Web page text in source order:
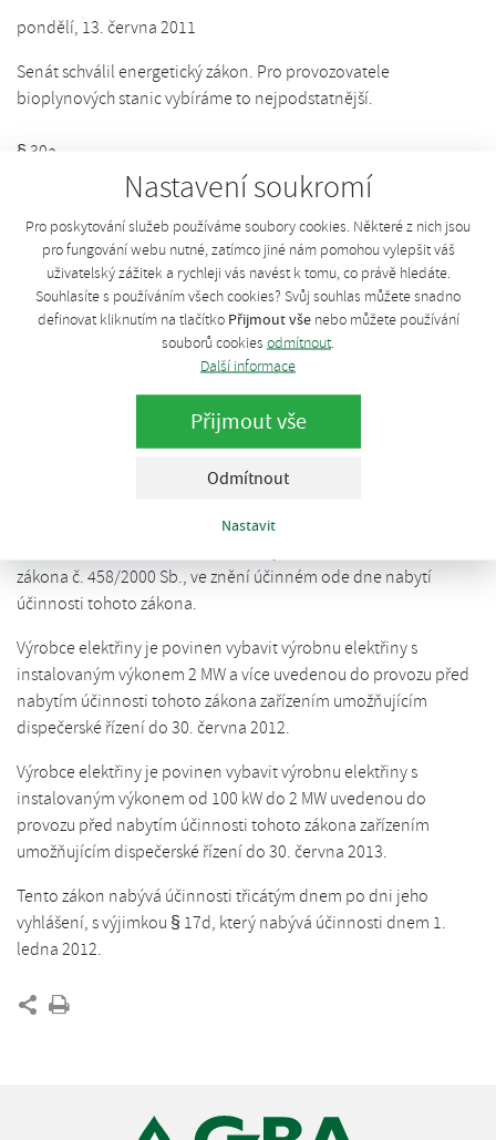
Nastavení soukromí
Pro poskytování služeb používáme soubory cookies. Některé z nich jsou
pro fungování webu nutné, zatímco jiné nám pomohou vylepšit váš
uživatelský zážitek a rychleji vás navést k tomu, co právě hledáte.
Souhlasíte s používáním všech cookies? Svůj souhlas můžete snadno
definovat kliknutím na tlačítko Přijmout všenebo můžete používání
souborů cookies odmítnout.
Další informace
Přijmout vše
Odmítnout
Nastavit
pondělí, 13. června 2011
Senát schválil energetický zákon. Pro provozovatele
bioplynových stanic vybíráme to nejpodstatnější.
§ 30a
Výstavba výrobny elektřiny
(1) Výstavba výrobny elektřiny o celkovém instalovaném
elektrickém výkonu 1 MW a více je možná pouze na základě
udělené státní autorizace na výstavbu výrobny elektřiny (dále
jen „autorizace“). Za celkový instalovaný elektrický výkon
výrobny elektřiny se považuje součet hodnot instalovaných
výkonů výrobních jednotek v místě připojení do elektrizační
Řízení zahájená přede dnem nabytí účinnosti tohoto zákona, se
dokončí podle zákona č. 458/2000 Sb., ve znění účinném do
umístění výrobny elektřiny zahájených přede dnem nabytí
zákona č. 458/2000 Sb., ve znění účinném ode dne nabytí
účinnosti tohoto zákona.
Výrobce elektřiny je povinen vybavit výrobnu elektřiny s
instalovaným výkonem 2 MW a více uvedenou do provozu před
nabytím účinnosti tohoto zákona zařízením umožňujícím
dispečerské řízení do 30. června 2012.
Výrobce elektřiny je povinen vybavit výrobnu elektřiny s
instalovaným výkonem od 100 kW do 2 MW uvedenou do
provozu před nabytím účinnosti tohoto zákona zařízením
umožňujícím dispečerské řízení do 30. června 2013.
Tento zákon nabývá účinnosti třicátým dnem po dni jeho
vyhlášení, s výjimkou § 17d, který nabývá účinnosti dnem 1.
ledna 2012.